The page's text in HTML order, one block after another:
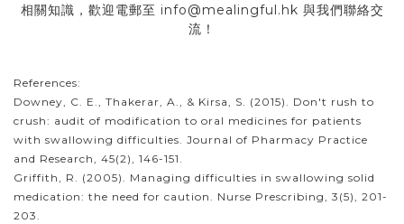
相關知識，歡迎電郵至 info@mealingful.hk 與我們聯絡交
流！
References:
Downey, C. E., Thakerar, A., & Kirsa, S. (2015). Don't rush to
crush: audit of modification to oral medicines for patients
with swallowing difficulties. Journal of Pharmacy Practice
and Research, 45(2), 146-151.
Griffith, R. (2005). Managing difficulties in swallowing solid
medication: the need for caution. Nurse Prescribing, 3(5), 201-
203.